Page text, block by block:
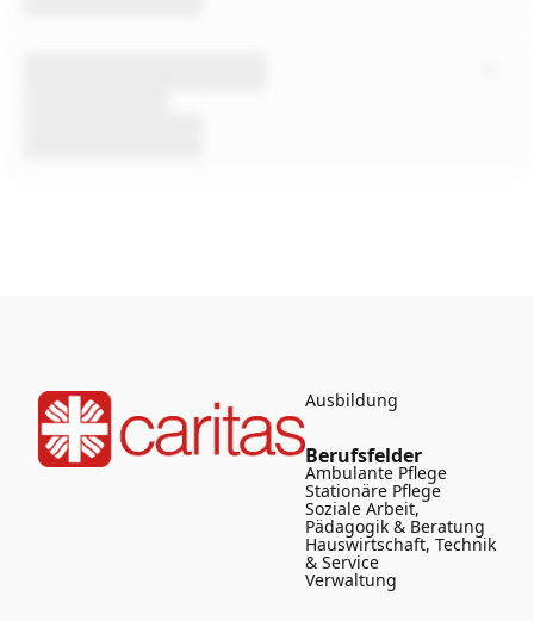
Ausbildung
Berufsfelder
Ambulante Pflege
Stationäre Pflege
Soziale Arbeit,
Pädagogik & Beratung
Hauswirtschaft, Technik
& Service
Verwaltung